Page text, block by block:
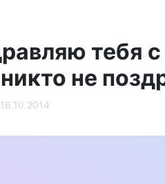
тебя
не
16.10.2014